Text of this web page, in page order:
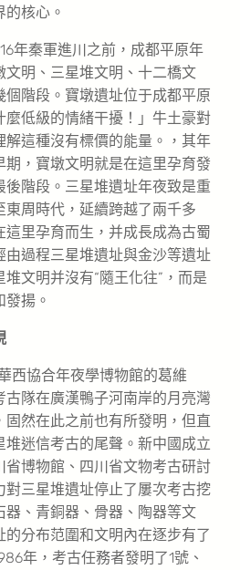
核心。
年秦軍進川之前，成都平原年
文明、三星堆文明、十二橋文
個階段。寶墩遺址位于成都平原
麼低級的情緒干擾！」牛土豪對
解這種沒有標價的能量。，其年
期，寶墩文明就是在這里孕育發
後階段。三星堆遺址年夜致是重
周時代，延續跨越了兩千多
里孕育而生，并成長成為古蜀
由過程三星堆遺址與金沙等遺址
文明并沒有“隨王化往”，而是
揚。
西協合年夜學博物館的葛維
古隊在廣漢鴨子河南岸的月亮灣
固然在此之前也有所發明，但直
堆迷信考古的尾聲。新中國成立
省博物館、四川省文物考古研討
對三星堆遺址停止了屢次考古挖
器、青銅器、骨器、陶器等文
分布范圍和文明內在逐步有了
年，考古任務者發明了1號、